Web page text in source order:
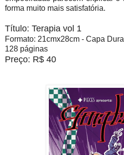
forma muito mais satisfatória.
Título: Terapia vol 1
Formato: 21cmx28cm - Capa Dura
128 páginas
Preço: R$ 40